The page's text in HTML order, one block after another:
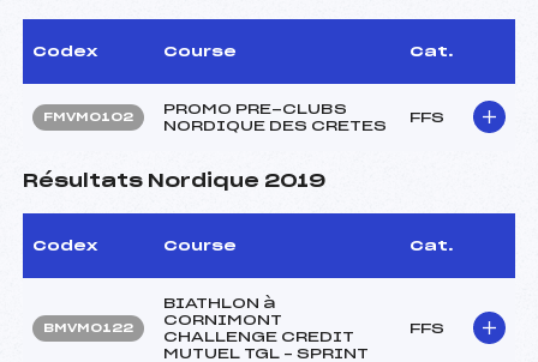
Codex Course Cat.
FMVM0102
PROMO PRE-CLUBS
NORDIQUE DES CRETES
FFS
Résultats Nordique 2019
Codex Course Cat.
BMVM0122
BIATHLON à
CORNIMONT
CHALLENGE CREDIT
MUTUEL TGL – SPRINT
FFS